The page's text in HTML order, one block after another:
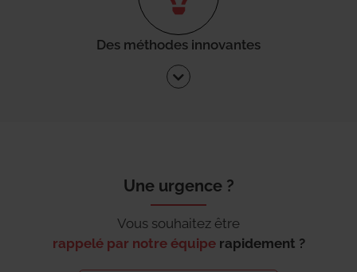
Des méthodes innovantes
Une urgence ?
Vous souhaitez être
rappelé par notre équipe rapidement ?